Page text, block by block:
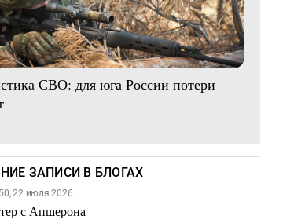
СВО: для юга России потери
ЗАПИСИ В БЛОГАХ
22 июля 2026
с Апшерона